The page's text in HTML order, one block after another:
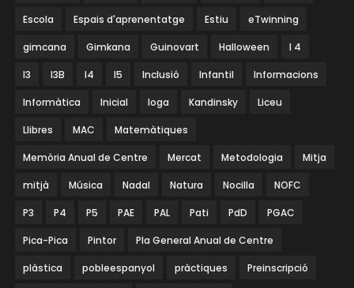
Escola Espais d'aprenentatge Estiu eTwinning
gimcana Gimkana Guinovart Halloween I 4
I3 I3B I4 I5 Inclusió Infantil Informacions
Informàtica Inicial Ioga Kandinsky Liceu
Llibres MAC Matemàtiques
Memòria Anual de Centre Mercat Metodologia Mitja
mitjà Música Nadal Natura Nocilla NOFC
P3 P4 P5 PAE PAL Pati PdD PGAC
Pica-Pica Pintor Pla General Anual de Centre
plàstica pobleespanyol pràctiques Preinscripció